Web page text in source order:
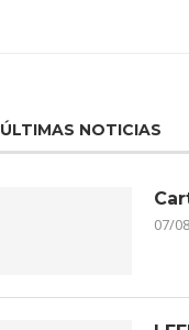
ÚLTIMAS NOTICIAS
07/